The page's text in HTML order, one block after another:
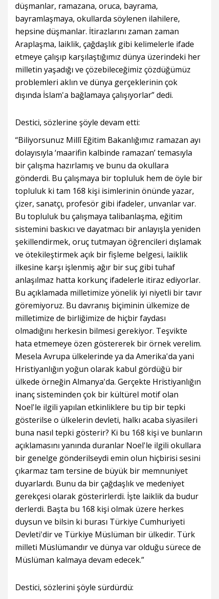
düşmanlar, ramazana, oruca, bayrama,
bayramlaşmaya, okullarda söylenen ilahilere,
hepsine düşmanlar. İtirazlarını zaman zaman
Araplaşma, laiklik, çağdaşlık gibi kelimelerle ifade
etmeye çalışıp karşılaştığımız dünya üzerindeki her
milletin yaşadığı ve çözebileceğimiz çözdüğümüz
problemleri aklın ve dünya gerçeklerinin çok
dışında İslam'a bağlamaya çalışıyorlar” dedi.
Destici, sözlerine şöyle devam etti:
“Biliyorsunuz Millî Eğitim Bakanlığımız ramazan ayı
dolayısıyla ‘maarifin kalbinde ramazan’ temasıyla
bir çalışma hazırlamış ve bunu da okullara
gönderdi. Bu çalışmaya bir topluluk hem de öyle bir
topluluk ki tam 168 kişi isimlerinin önünde yazar,
çizer, sanatçı, profesör gibi ifadeler, unvanlar var.
Bu topluluk bu çalışmaya talibanlaşma, eğitim
sistemini baskıcı ve dayatmacı bir anlayışla yeniden
şekillendirmek, oruç tutmayan öğrencileri dışlamak
ve ötekileştirmek açık bir fişleme belgesi, laiklik
ilkesine karşı işlenmiş ağır bir suç gibi tuhaf
anlaşılmaz hatta korkunç ifadelerle itiraz ediyorlar.
Bu açıklamada milletimize yönelik iyi niyetli bir tavır
göremiyoruz. Bu davranış biçiminin ülkemize de
milletimize de birliğimize de hiçbir faydası
olmadığını herkesin bilmesi gerekiyor. Teşvikte
hata etmemeye özen göstererek bir örnek verelim.
Mesela Avrupa ülkelerinde ya da Amerika'da yani
Hristiyanlığın yoğun olarak kabul gördüğü bir
ülkede örneğin Almanya'da. Gerçekte Hristiyanlığın
inanç sisteminden çok bir kültürel motif olan
Noel'le ilgili yapılan etkinliklere bu tip bir tepki
gösterilse o ülkelerin devleti, halkı acaba siyasileri
buna nasıl tepki gösterir? Ki bu 168 kişi ve bunların
açıklamasını yanında duranlar Noel'le ilgili okullara
bir genelge gönderilseydi emin olun hiçbirisi sesini
çıkarmaz tam tersine de büyük bir memnuniyet
duyarlardı. Bunu da bir çağdaşlık ve medeniyet
gerekçesi olarak gösterirlerdi. İşte laiklik da budur
derlerdi. Başta bu 168 kişi olmak üzere herkes
duysun ve bilsin ki burası Türkiye Cumhuriyeti
Devleti'dir ve Türkiye Müslüman bir ülkedir. Türk
milleti Müslümandır ve dünya var olduğu sürece de
Müslüman kalmaya devam edecek.”
Destici, sözlerini şöyle sürdürdü: